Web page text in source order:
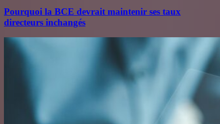
Pourquoi la BCE devrait maintenir ses taux
directeurs inchangés